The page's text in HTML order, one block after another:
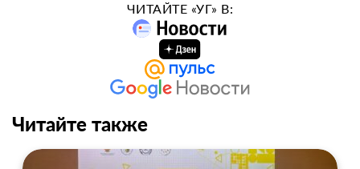
ЧИТАЙТЕ «УГ» В:
Читайте также